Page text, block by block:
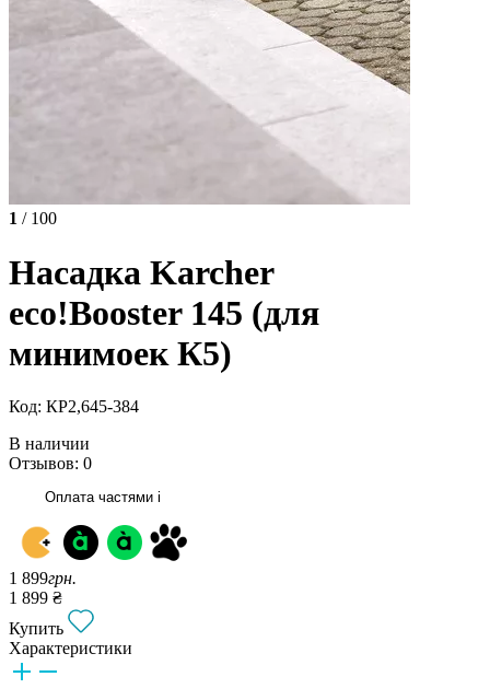
1 / 100
Насадка Karcher
eco!Booster 145 (для
минимоек К5)
Код: КР2,645-384
В наличии
Отзывов: 0
Оплата частями i
1 899грн.
1 899 ₴
Купить
Характеристики